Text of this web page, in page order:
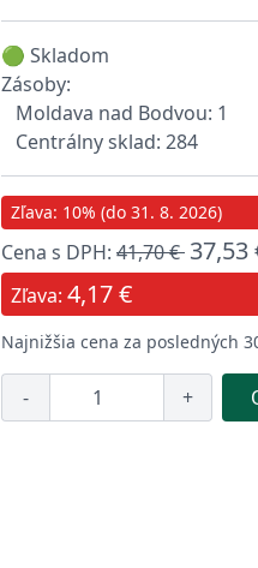
🟢 Skladom
Zásoby:
Moldava nad Bodvou: 1
Centrálny sklad: 284
Zľava: 10% (do 31. 8. 2026)
Cena s DPH: 41,70 € 37,53
Zľava: 4,17 €
Najnižšia cena za posledných
- +